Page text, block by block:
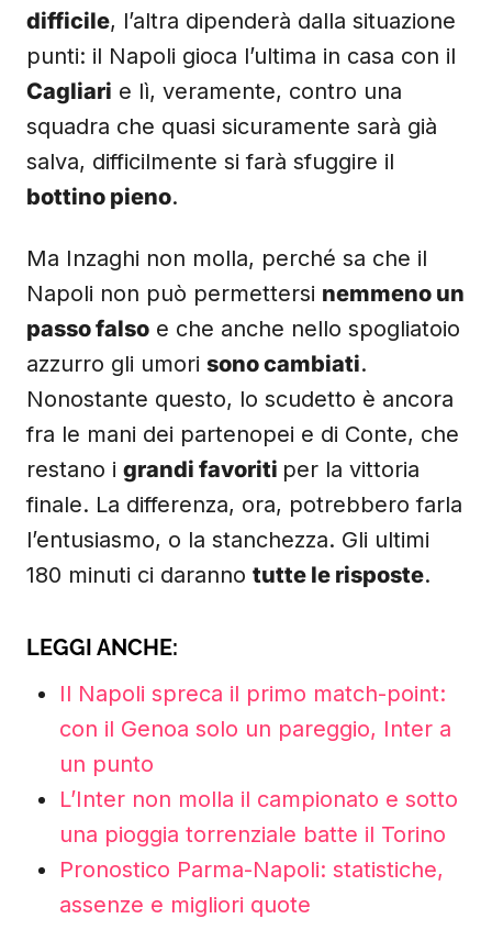
difficile, l’altra dipenderà dalla situazione
punti: il Napoli gioca l’ultima in casa con il
Cagliari e lì, veramente, contro una
squadra che quasi sicuramente sarà già
salva, difficilmente si farà sfuggire il
bottino pieno.
Ma Inzaghi non molla, perché sa che il
Napoli non può permettersi nemmeno un
passo falso e che anche nello spogliatoio
azzurro gli umori sono cambiati.
Nonostante questo, lo scudetto è ancora
fra le mani dei partenopei e di Conte, che
restano i grandi favoriti per la vittoria
finale. La differenza, ora, potrebbero farla
l’entusiasmo, o la stanchezza. Gli ultimi
180 minuti ci daranno tutte le risposte.
LEGGI ANCHE:
Il Napoli spreca il primo match-point:
con il Genoa solo un pareggio, Inter a
un punto
L’Inter non molla il campionato e sotto
una pioggia torrenziale batte il Torino
Pronostico Parma-Napoli: statistiche,
assenze e migliori quote